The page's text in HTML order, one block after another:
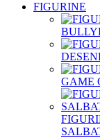
FIGURINE
GAME